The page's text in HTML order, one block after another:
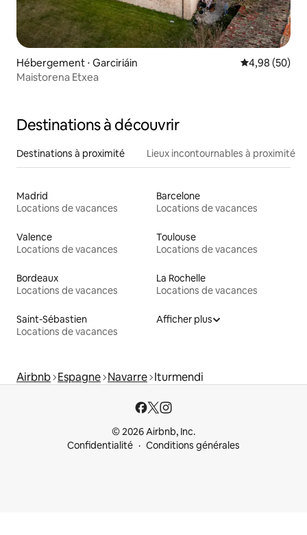
Hébergement ⋅ Garciriáin Évaluation
4,98 (50)
Maistorena Etxea
Destinations à découvrir
Destinations à proximité Lieux incontournables à proximité
Madrid
Locations de vacances
Barcelone
Locations de vacances
Valence
Locations de vacances
Toulouse
Locations de vacances
Bordeaux
Locations de vacances
La Rochelle
Locations de vacances
Saint-Sébastien
Locations de vacances
Afficher plus
Airbnb Espagne Navarre Iturmendi
© 2026 Airbnb, Inc.
Confidentialité
Conditions générales